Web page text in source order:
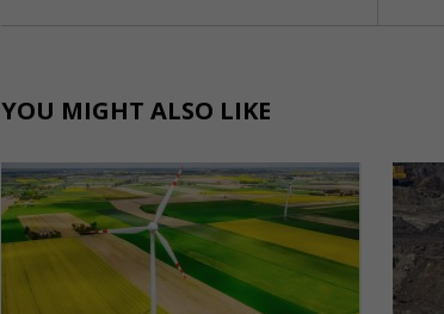
YOU MIGHT ALSO LIKE